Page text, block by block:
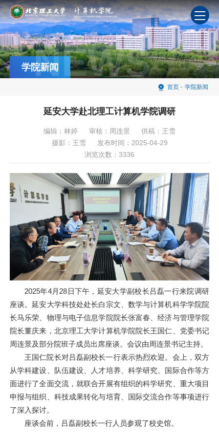
首页 - 学院新闻
学院新闻
NEWS
延安大学赴北理工计算机学院调研
编辑：林婷 审核：周连景
供稿：王雪
摄影：王雪
发布时间：2025-04-29
浏览次数： 3336
2025年4月28日下午，延安大学副校长吕磊一行来院调研
座谈。延安大学科技处处长白宗文、数学与计算机科学学院院
长马乐荣、物理与电子信息学院院长张富春、经济与管理学院
院长董庆来，北京理工大学计算机学院院长王国仁、党委书记
周连景及部分院班子成员出席座谈。会议由周连景书记主持。
王国仁院长对吕磊副校长一行表示热烈欢迎。会上，双方
从学科建设、队伍建设、人才培养、科学研究、国际合作等方
面进行了全面交流，就联合开展有组织的科学研究、重大项目
申报与组织、科技成果转化与培育、国际交流合作等事项进行
了深入探讨。
座谈会前，吕磊副校长一行人员参观了校史馆。